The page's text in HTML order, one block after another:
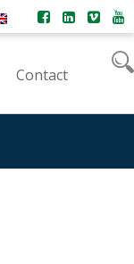
Contact